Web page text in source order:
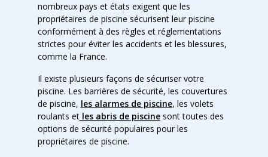
nombreux pays et états exigent que les
propriétaires de piscine sécurisent leur piscine
conformément à des règles et réglementations
strictes pour éviter les accidents et les blessures,
comme la France.
Il existe plusieurs façons de sécuriser votre
piscine. Les barrières de sécurité, les couvertures
de piscine, les alarmes de piscine, les volets
roulants etles abris de piscinesont toutes des
options de sécurité populaires pour les
propriétaires de piscine.